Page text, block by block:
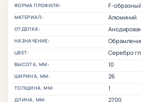
ФОРМА ПРОФИЛЯ: F-образный
МАТЕРИАЛ: Алюминий
ОТДЕЛКА:
НАЗНАЧЕНИЕ:
ЦВЕТ: Серебро
ВЫСОТА, ММ: 10
ШИРИНА, ММ: 26
ТОЛЩИНА, ММ: 1
ДЛИНА, ММ: 2700